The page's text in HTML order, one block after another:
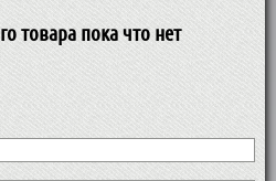
товара пока что нет